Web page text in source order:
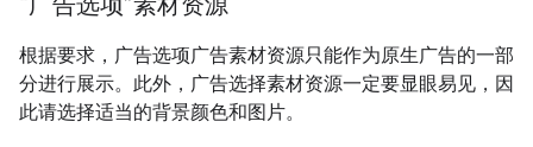
根据要求，广告选项广告素材资源只能作为原生广告的一部
分进行展示。此外，广告选择素材资源一定要显眼易见，因
此请选择适当的背景颜色和图片。